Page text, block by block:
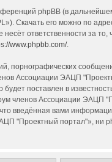
phpBB (в
Скачать его можно по
ответственности за
www.phpbb.com/.
порнографических
Ассоциации ЭАЦП
поставлен в
членов Ассоциации ЭАЦП
введённая вами
портал"», ни